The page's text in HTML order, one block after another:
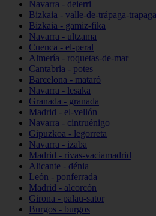
Navarra - deierri
Bizkaia - valle-de-trápaga-
Bizkaia - gamiz-fika
Navarra - ultzama
Cuenca - el-peral
Almería - roquetas-de-mar
Cantabria - potes
Barcelona - mataró
Navarra - lesaka
Granada - granada
Madrid - el-vellón
Navarra - cintruénigo
Gipuzkoa - legorreta
Navarra - izaba
Madrid - rivas-vaciamadrid
Alicante - dénia
León - ponferrada
Madrid - alcorcón
Girona - palau-sator
Burgos - burgos